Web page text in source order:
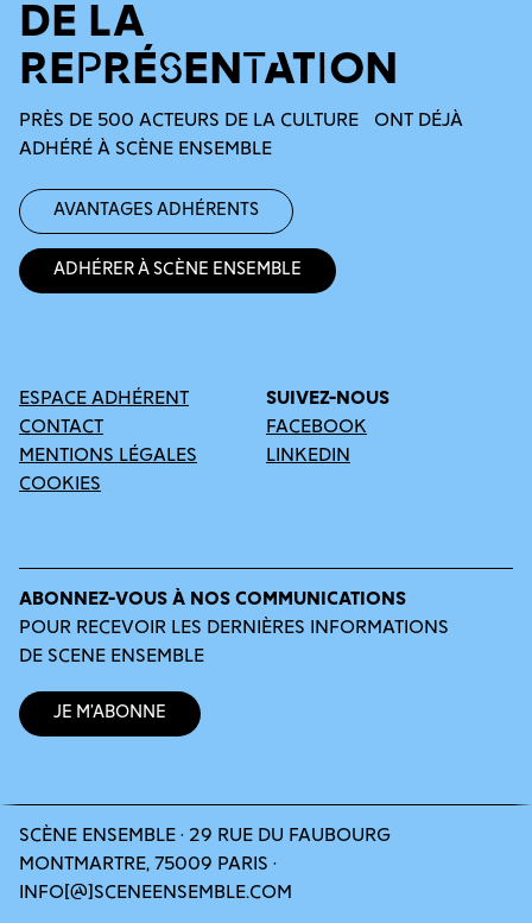
DE LA
REPRÉSENTATION
PRÈS DE 500 ACTEURS DE LA CULTURE ONT DÉJÀ
ADHÉRÉ À SCÈNE ENSEMBLE
Avantages adhérents
Adhérer à Scène Ensemble
ESPACE ADHÉRENT
CONTACT
MENTIONS LÉGALES
COOKIES
SUIVEZ-NOUS
FACEBOOK
LINKEDIN
ABONNEZ-VOUS À NOS COMMUNICATIONS
POUR RECEVOIR LES DERNIÈRES INFORMATIONS
DE SCENE ENSEMBLE
Je m’abonne
SCÈNE ENSEMBLE · 29 RUE DU FAUBOURG
MONTMARTRE, 75009 PARIS ·
INFO[@]SCENEENSEMBLE.COM